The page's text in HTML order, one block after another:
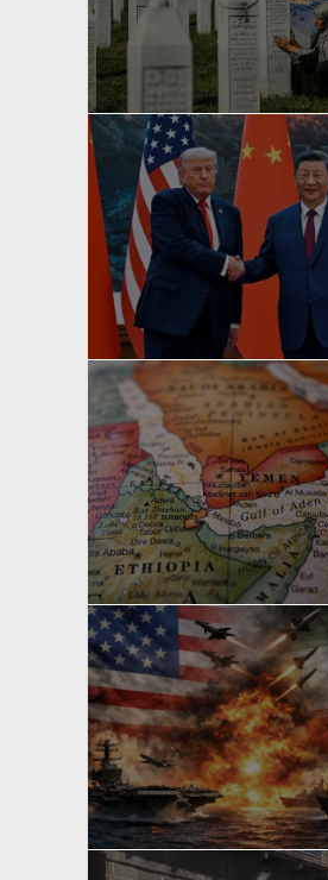
yazan
Bahri Ak
yazan
Bahri Ak
yazan
Bahri Ak
yazan
Bahri Ak